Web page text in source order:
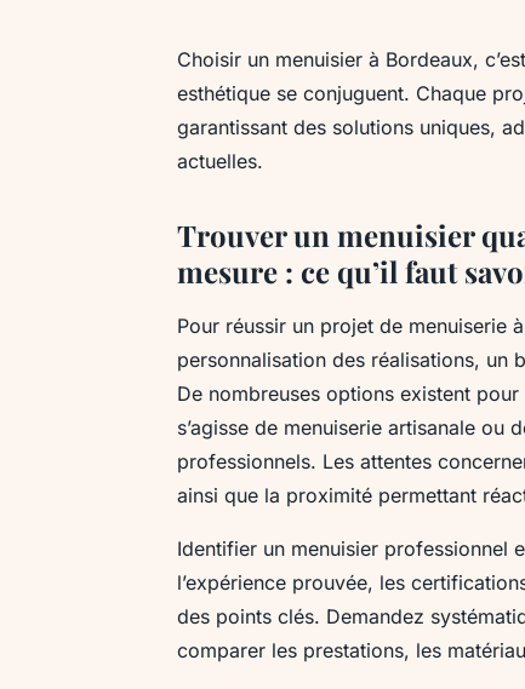
Choisir un menuisier à Bordeaux,
esthétique se conjuguent. Chaque
garantissant des solutions uniques,
actuelles.
Trouver un menuisier
mesure : ce qu’il faut
Pour réussir un projet de menuiserie
personnalisation des réalisations, un
De nombreuses options existent pour
s’agisse de menuiserie artisanale ou
professionnels. Les attentes
ainsi que la proximité permettant
Identifier un menuisier professionnel
l’expérience prouvée, les
des points clés. Demandez
comparer les prestations, les